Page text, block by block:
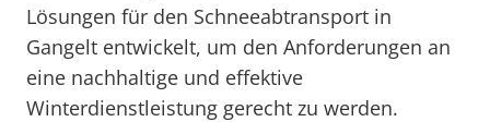
Lösungen für den Schneeabtransport in
Gangelt entwickelt, um den Anforderungen an
eine nachhaltige und effektive
Winterdienstleistung gerecht zu werden.